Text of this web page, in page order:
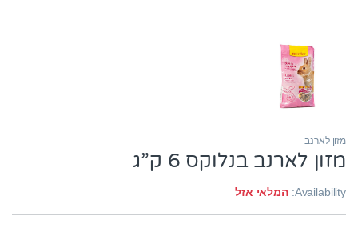
מזון לארנב
מזון לארנב בנלוקס 6 ק”ג
Availability: המלאי אזל